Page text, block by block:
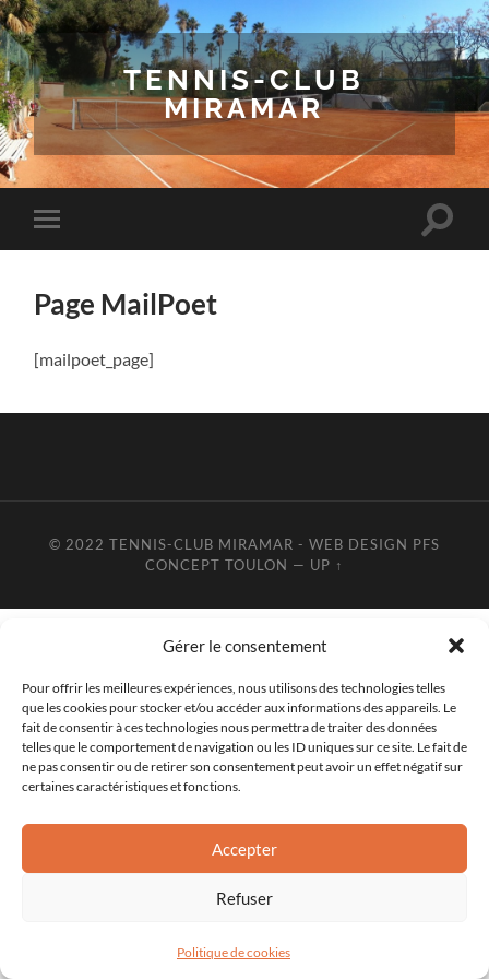
Gérer le consentement
Pour offrir les meilleures expériences, nous utilisons des technologies telles
que les cookies pour stocker et/ou accéder aux informations des appareils. Le
fait de consentir à ces technologies nous permettra de traiter des données
telles que le comportement de navigation ou les ID uniques sur ce site. Le fait de
ne pas consentir ou de retirer son consentement peut avoir un effet négatif sur
certaines caractéristiques et fonctions.
Accepter
Refuser
Politique de cookies
TENNIS-CLUB
MIRAMAR
Toggle
mobile
Toggle
Page MailPoet
[mailpoet_page]
© 2022 TENNIS-CLUB MIRAMAR - WEB DESIGN PFS
CONCEPT TOULON — UP ↑